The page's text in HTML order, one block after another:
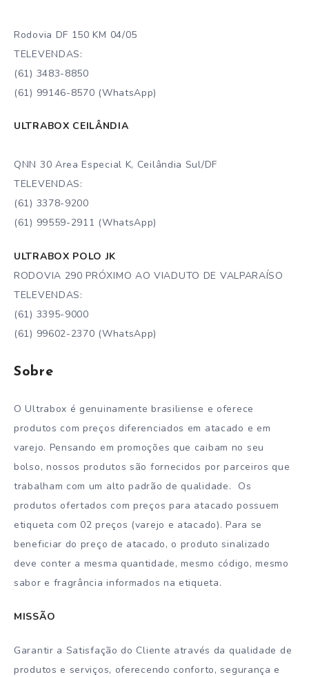
Rodovia DF 150 KM 04/05
TELEVENDAS:
(61) 3483-8850
(61) 99146-8570 (WhatsApp)
ULTRABOX CEILÂNDIA
QNN 30 Area Especial K, Ceilândia Sul/DF
TELEVENDAS:
(61) 3378-9200
(61) 99559-2911 (WhatsApp)
ULTRABOX POLO JK
RODOVIA 290 PRÓXIMO AO VIADUTO DE VALPARAÍSO
TELEVENDAS:
(61) 3395-9000
(61) 99602-2370 (WhatsApp)
Sobre
O Ultrabox é genuinamente brasiliense e oferece
produtos com preços diferenciados em atacado e em
varejo. Pensando em promoções que caibam no seu
bolso, nossos produtos são fornecidos por parceiros que
trabalham com um alto padrão de qualidade. Os
produtos ofertados com preços para atacado possuem
etiqueta com 02 preços (varejo e atacado). Para se
beneficiar do preço de atacado, o produto sinalizado
deve conter a mesma quantidade, mesmo código, mesmo
sabor e fragrância informados na etiqueta.
MISSÃO
Garantir a Satisfação do Cliente através da qualidade de
produtos e serviços, oferecendo conforto, segurança e